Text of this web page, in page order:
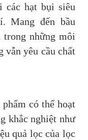
hạt bụi siêu
Mang đến bầu
trong những môi
vẫn yêu cầu chất
có thể hoạt
khắc nghiệt như
quả lọc của lọc